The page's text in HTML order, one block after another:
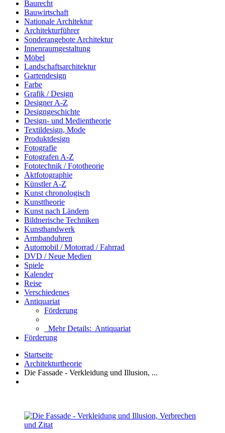
Baurecht
Bauwirtschaft
Nationale Architektur
Architekturführer
Sonderangebote Architektur
Innenraumgestaltung
Möbel
Landschaftsarchitektur
Gartendesign
Farbe
Grafik / Design
Designer A-Z
Designgeschichte
Design- und Medientheorie
Textildesign, Mode
Produktdesign
Fotografie
Fotografen A-Z
Fototechnik / Fototheorie
Aktfotographie
Künstler A-Z
Kunst chronologisch
Kunsttheorie
Kunst nach Ländern
Bildnerische Techniken
Kunsthandwerk
Armbanduhren
Automobil / Motorrad / Fahrrad
DVD / Neue Medien
Spiele
Kalender
Reise
Verschiedenes
Antiquariat
Förderung
Mehr Details: Antiquariat
Förderung
Startseite
Architekturtheorie
Die Fassade - Verkleidung und Illusion, ...